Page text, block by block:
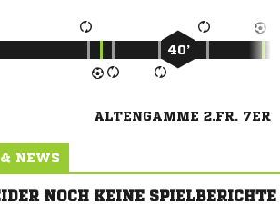
40’
ALTENGAMME 2.FR. 7ER
NEWS
NOCH KEINE SPIELBERICHTE